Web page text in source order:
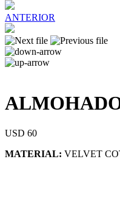
ANTERIOR
USD 60
MATERIAL: VELVET